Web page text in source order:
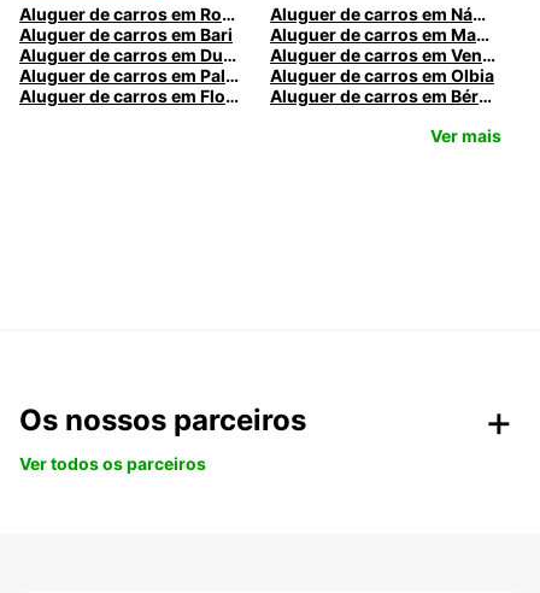
Aluguer de carros em Roma
Aluguer de carros em Nápoles
Aluguer de carros em Bari
Aluguer de carros em Madrid
Aluguer de carros em Dublin
Aluguer de carros em Veneza
Aluguer de carros em Palermo
Aluguer de carros em Olbia
Aluguer de carros em Florença
Aluguer de carros em Bérgamo
Ver mais
Os nossos parceiros
Ver todos os parceiros